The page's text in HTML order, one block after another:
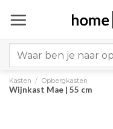
naar
for:
Kasten / Opbergkasten
Wijnkast Mae | 55 cm